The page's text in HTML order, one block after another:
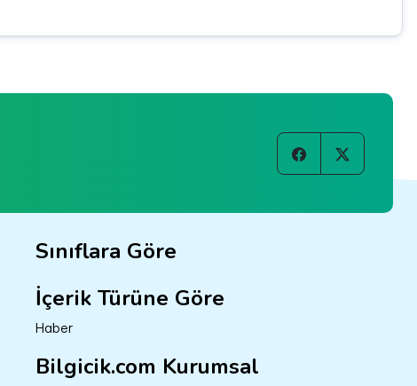
Sınıflara Göre
İçerik Türüne Göre
Haber
Bilgicik.com Kurumsal